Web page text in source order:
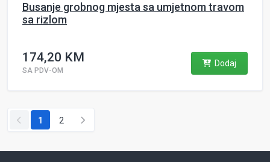
Busanje grobnog mjesta sa umjetnom travom
sa rizlom
174,20 KM
SA PDV-OM
Dodaj
1 2